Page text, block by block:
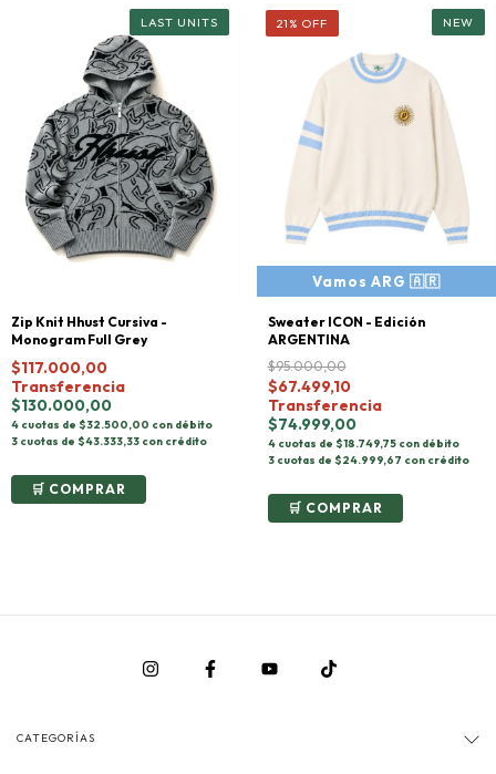
Zip Knit Hhust Cursiva -
Monogram Full Grey
$117.000,00
Transferencia
$130.000,00
4 cuotas de $32.500,00 con débito
3 cuotas de $43.333,33 con crédito
COMPRAR
21 % OFF
Sweater ICON - Edición
ARGENTINA
$95.000,00
$67.499,10
Transferencia
$74.999,00
4 cuotas de $18.749,75 con débito
3 cuotas de $24.999,67 con crédito
COMPRAR
CATEGORÍAS